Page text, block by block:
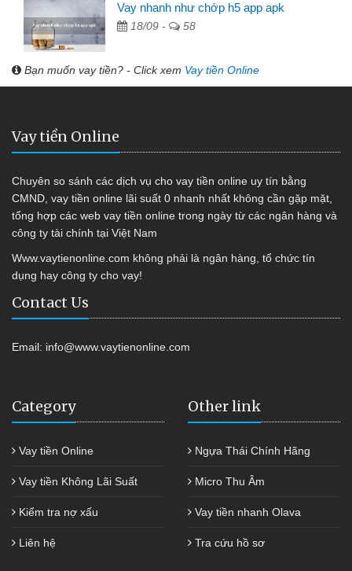
Vay nhanh như chớp h5 app apk
18/09 - 58
Bạn muốn vay tiền? - Click xem Vay tiền Online
Vay tiền Online
Chuyên so sánh các dịch vụ cho vay tiền online uy tín bằng
CMND, vay tiền online lãi suất 0 nhanh nhất không cần gặp mặt,
tổng hợp các web vay tiền online trong ngày từ các ngân hàng và
công ty tài chính tại Việt Nam
Www.vaytienonline.com không phải là ngân hàng, tổ chức tín
dụng hay công ty cho vay!
Contact Us
Email: info@www.vaytienonline.com
Category
Vay tiền Online
Vay tiền Không Lãi Suất
Kiểm tra nợ xấu
Liên hệ
Other link
Ngựa Thái Chính Hãng
Micro Thu Âm
Vay tiền nhanh Olava
Tra cứu hồ sơ